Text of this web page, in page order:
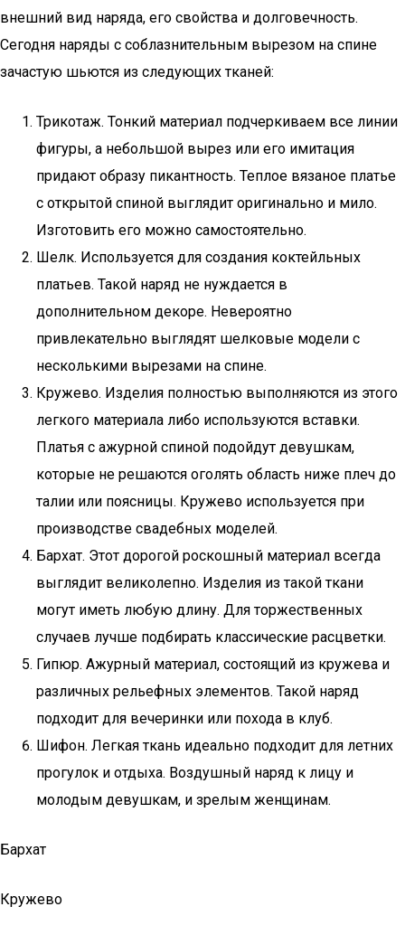
внешний вид наряда, его свойства и долговечность.
Сегодня наряды с соблазнительным вырезом на спине
зачастую шьются из следующих тканей:
Трикотаж. Тонкий материал подчеркиваем все линии
фигуры, а небольшой вырез или его имитация
придают образу пикантность. Теплое вязаное платье
с открытой спиной выглядит оригинально и мило.
Изготовить его можно самостоятельно.
Шелк. Используется для создания коктейльных
платьев. Такой наряд не нуждается в
дополнительном декоре. Невероятно
привлекательно выглядят шелковые модели с
несколькими вырезами на спине.
Кружево. Изделия полностью выполняются из этого
легкого материала либо используются вставки.
Платья с ажурной спиной подойдут девушкам,
которые не решаются оголять область ниже плеч до
талии или поясницы. Кружево используется при
производстве свадебных моделей.
Бархат. Этот дорогой роскошный материал всегда
выглядит великолепно. Изделия из такой ткани
могут иметь любую длину. Для торжественных
случаев лучше подбирать классические расцветки.
Гипюр. Ажурный материал, состоящий из кружева и
различных рельефных элементов. Такой наряд
подходит для вечеринки или похода в клуб.
Шифон. Легкая ткань идеально подходит для летних
прогулок и отдыха. Воздушный наряд к лицу и
молодым девушкам, и зрелым женщинам.
Бархат
Кружево